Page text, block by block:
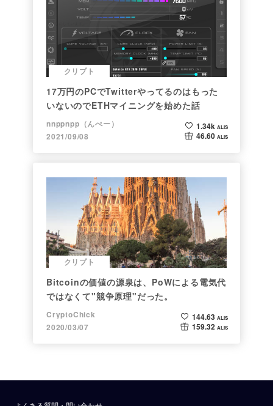
クリプト
17万円のPCでTwitterやってるのはもった
いないのでETHマイニングを始めた話
nnppnpp（んぺー）
2021/09/08
1.34k ALIS
46.60 ALIS
クリプト
Bitcoinの価値の源泉は、PoWによる電気代
ではなくて"競争原理"だった。
CryptoChick
2020/03/07
144.63 ALIS
159.32 ALIS